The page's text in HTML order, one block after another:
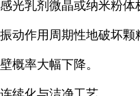
感光乳剂微晶或纳米粉体
振动作用周期性地破坏颗
壁概率大幅下降。